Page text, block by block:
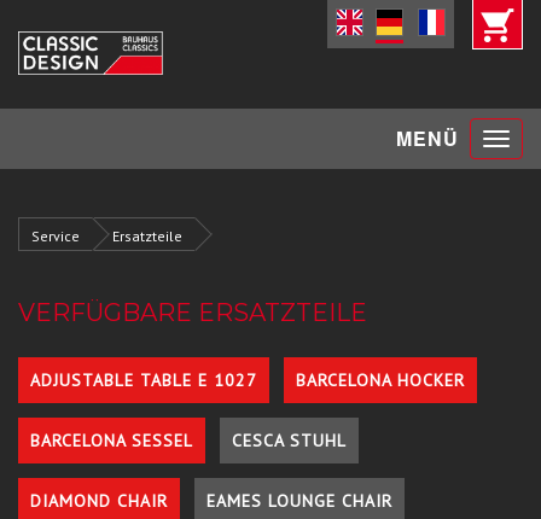
MENÜ Toggle
Service Ersatzteile
VERFÜGBARE ERSATZTEILE
ADJUSTABLE TABLE E 1027 BARCELONA HOCKER
BARCELONA SESSEL CESCA STUHL
DIAMOND CHAIR EAMES LOUNGE CHAIR